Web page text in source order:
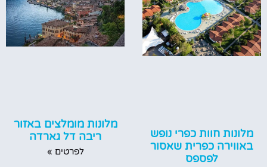
מלונות חוות כפרי נופש
באווירה כפרית שאסור
לפספס
מלונות מומלצים באזור
ריבה דל גארדה
לפרטים »